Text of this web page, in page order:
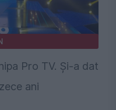
Pro TV. Și-a dat
ani